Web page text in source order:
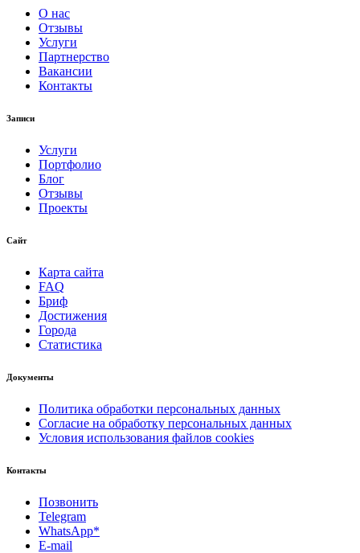
О нас
Отзывы
Услуги
Партнерство
Вакансии
Контакты
Записи
Услуги
Портфолио
Блог
Отзывы
Проекты
Сайт
Карта сайта
FAQ
Бриф
Достижения
Города
Статистика
Документы
Политика обработки персональных данных
Согласие на обработку персональных данных
Условия использования файлов cookies
Контакты
Позвонить
Telegram
WhatsApp*
E-mail